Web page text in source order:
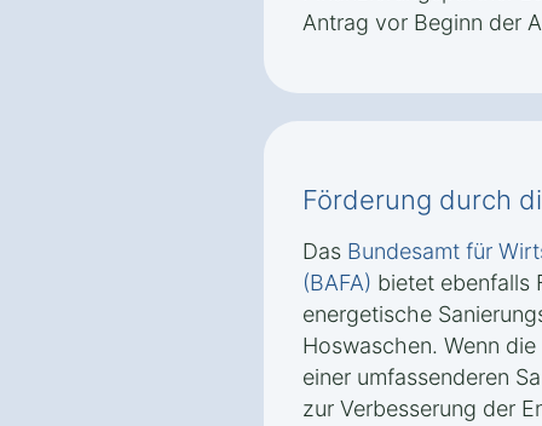
Antrag vor Beginn der
Förderung durch
Das Bundesamt für
(BAFA) bietet ebenfalls
energetische
Hoswaschen. Wenn
einer umfassenderen
zur Verbesserung der